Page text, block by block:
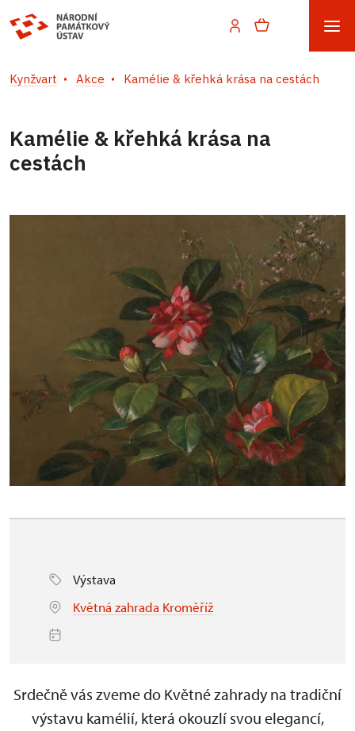
Kynžvart Akce Kamélie & křehká krása na cestách
Kamélie & křehká krása na
cestách
Výstava
Květná zahrada Kroměříž
Srdečně vás zveme do Květné zahrady na tradiční
výstavu kamélií, která okouzlí svou elegancí,